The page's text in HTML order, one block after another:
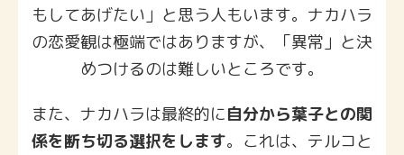
もしてあげたい」と思う人もいます。ナカハラ
の恋愛観は極端ではありますが、「異常」と決
めつけるのは難しいところです。
また、ナカハラは最終的に自分から葉子との関
係を断ち切る選択をします。これは、テルコと